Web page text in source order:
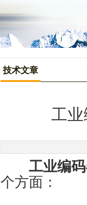
技术文章
工
工业编
个方面：